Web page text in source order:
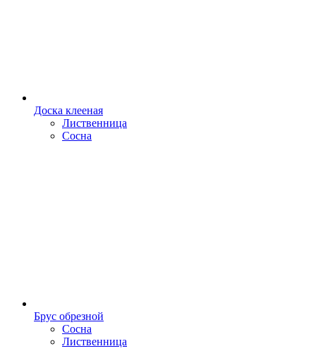
Доска клееная
Лиственница
Сосна
Брус обрезной
Сосна
Лиственница